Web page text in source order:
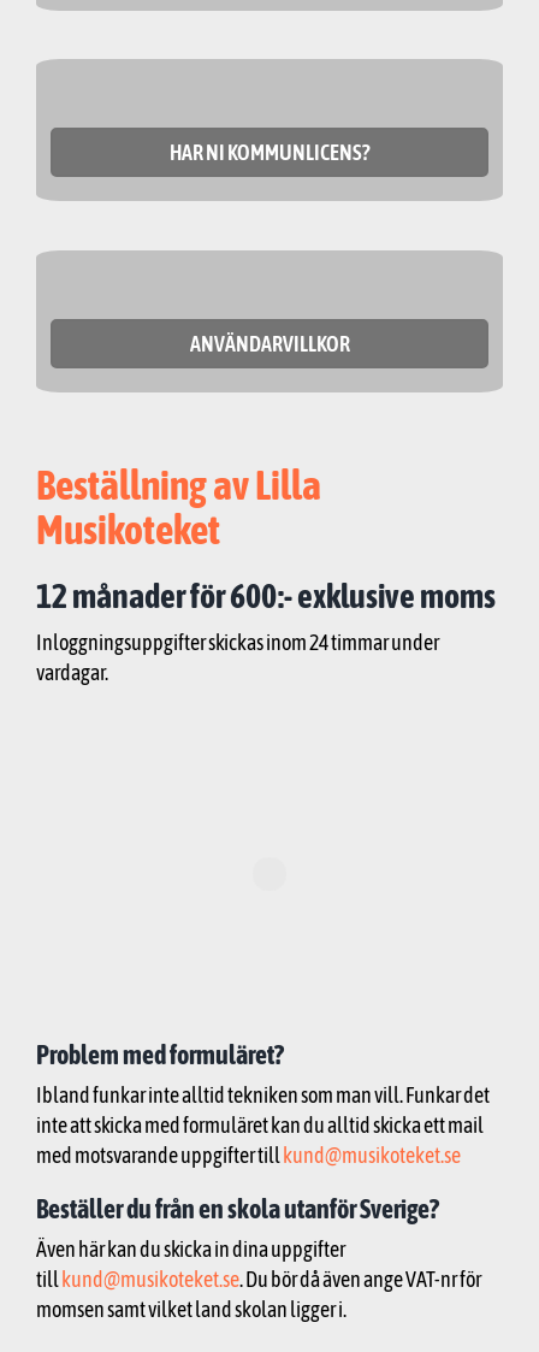
HAR NI KOMMUNLICENS?
ANVÄNDARVILLKOR
Beställning av Lilla
Musikoteket
12 månader för 600:- exklusive moms
Inloggningsuppgifter skickas inom 24 timmar under
vardagar.
Problem med formuläret?
Ibland funkar inte alltid tekniken som man vill. Funkar det
inte att skicka med formuläret kan du alltid skicka ett mail
med motsvarande uppgifter tillkund@musikoteket.se
Beställer du från en skola utanför Sverige?
Även här kan du skicka in dina uppgifter
tillkund@musikoteket.se. Du bör då även ange VAT-nr för
momsen samt vilket land skolan ligger i.